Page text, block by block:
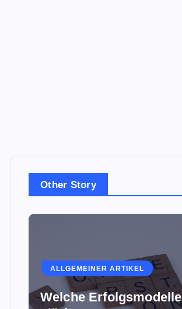
Other Story
ALLGEMEINER ARTIKEL
Welche Erfolgsmodelle